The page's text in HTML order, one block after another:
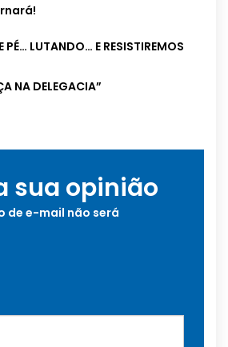
LUTANDO… E RESISTIREMOS
NA DELEGACIA”
sua opinião
de e-mail não será